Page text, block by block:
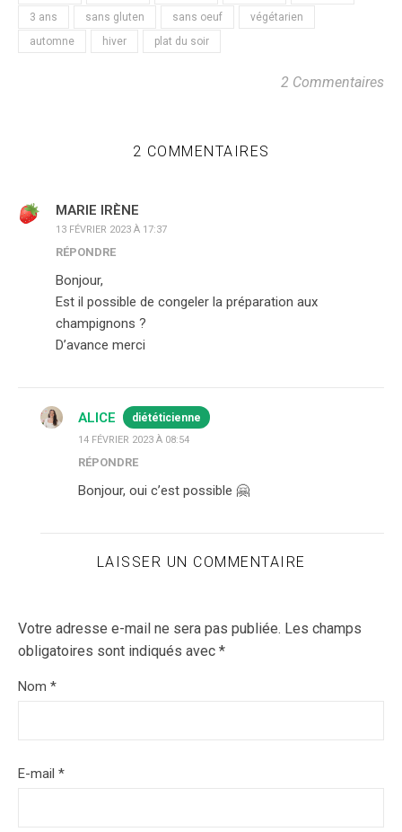
3 ans
sans gluten sans oeuf
végétarien
automne
hiver plat du soir
2 Commentaires
2 COMMENTAIRES
MARIE IRÈNE
13 FÉVRIER 2023 À 17:37
RÉPONDRE
Bonjour,
Est il possible de congeler la préparation aux
champignons ?
D’avance merci
ALICE diététicienne
14 FÉVRIER 2023 À 08:54
RÉPONDRE
Bonjour, oui c’est possible 🤗
LAISSER UN COMMENTAIRE
Votre adresse e-mail ne sera pas publiée. Les champs
obligatoires sont indiqués avec *
Nom *
E-mail *